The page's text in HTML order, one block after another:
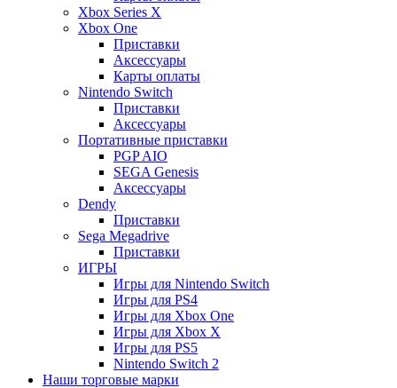
Xbox Series X
Xbox One
Приставки
Аксессуары
Карты оплаты
Nintendo Switch
Приставки
Аксессуары
Портативные приставки
PGP AIO
SEGA Genesis
Аксессуары
Dendy
Приставки
Sega Megadrive
Приставки
ИГРЫ
Игры для Nintendo Switch
Игры для PS4
Игры для Xbox One
Игры для Xbox X
Игры для PS5
Nintendo Switch 2
Наши торговые марки